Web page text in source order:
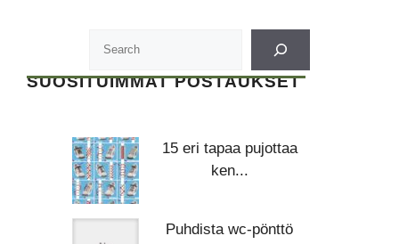
SUOSITUIMMAT POSTAUKSET
15 eri tapaa pujottaa
ken...
Puhdista wc-pönttö